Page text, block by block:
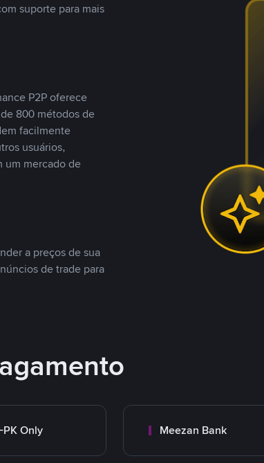
suporte para mais
P2P oferece
800 métodos de
facilmente
usuários,
um mercado de
a preços de sua
de trade para
Only Meezan Bank